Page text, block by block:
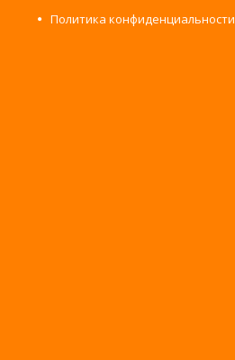
Политика конфиденциальности